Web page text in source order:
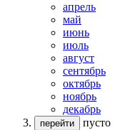
апрель
май
июнь
июль
август
сентябрь
октябрь
ноябрь
декабрь
перейти пусто